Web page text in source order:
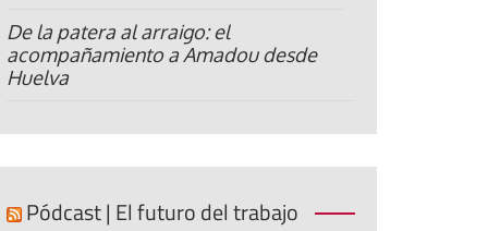
De la patera al arraigo: el
acompañamiento a Amadou desde
Huelva
Pódcast | El futuro del trabajo